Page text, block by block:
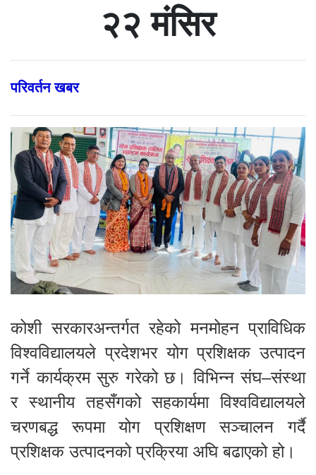
२२ मंसिर
परिवर्तन खबर
कोशी सरकारअन्तर्गत रहेको मनमोहन प्राविधिक
विश्वविद्यालयले प्रदेशभर योग प्रशिक्षक उत्पादन
गर्ने कार्यक्रम सुरु गरेको छ। विभिन्न संघ–संस्था
र स्थानीय तहसँगको सहकार्यमा विश्वविद्यालयले
चरणबद्ध रूपमा योग प्रशिक्षण सञ्चालन गर्दै
प्रशिक्षक उत्पादनको प्रक्रिया अघि बढाएको हो।